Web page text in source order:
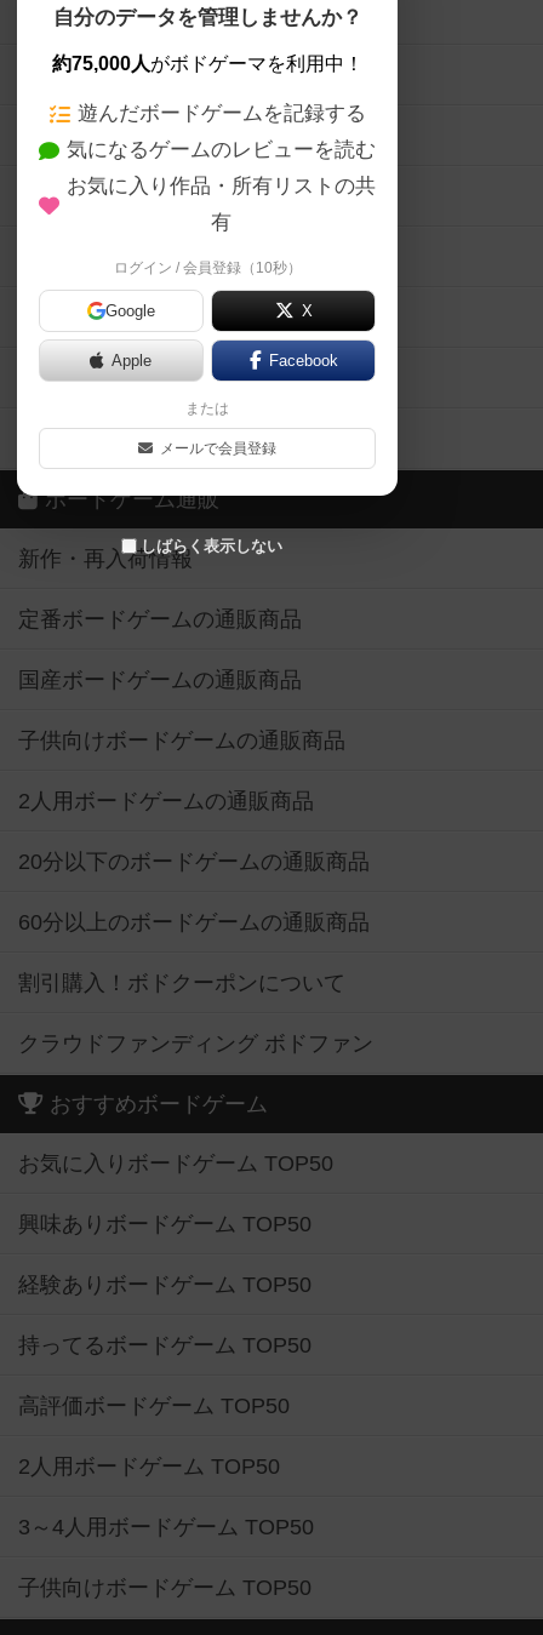
自分のデータを管理しませんか？
約75,000人がボドゲーマを利用中！
遊んだボードゲームを記録する
気になるゲームのレビューを読む
お気に入り作品・所有リストの共
有
ログイン / 会員登録（10秒）
Google X
Apple Facebook
または
メールで会員登録
しばらく表示しない
ボードゲームを検索する
ボードゲームの新着レビュー
ボードゲーム会情報
メカニクス特集
掲示板・トピックス
ボドとも・会員一覧
ボードゲーム業界コラム
ボドゲーマご利用案内
ボードゲーム通販
新作・再入荷情報
定番ボードゲームの通販商品
国産ボードゲームの通販商品
子供向けボードゲームの通販商品
2人用ボードゲームの通販商品
20分以下のボードゲームの通販商品
60分以上のボードゲームの通販商品
割引購入！ボドクーポンについて
クラウドファンディング ボドファン
おすすめボードゲーム
お気に入りボードゲーム TOP50
興味ありボードゲーム TOP50
経験ありボードゲーム TOP50
持ってるボードゲーム TOP50
高評価ボードゲーム TOP50
2人用ボードゲーム TOP50
3～4人用ボードゲーム TOP50
子供向けボードゲーム TOP50